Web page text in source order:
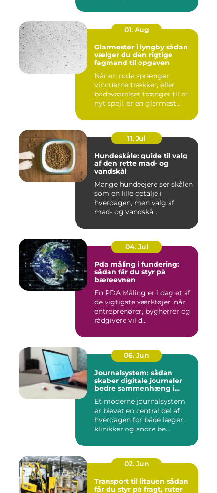
01. Aug
Glarmester i lyngby sådan
vælger du den rigtige
fagmand til opgaven
Når en rude sprænger,
vinduerne trækker, eller
badeværelset trænger til et
nyt spejl, er en glarmest...
11. Jul
Hundeskåle: guide til valg
af den rette mad- og
vandskål
Mange hundeejere ser skålen
som en lille detalje i
hverdagen, men valg af
mad- og vandskå...
04. Jul
Pda måling i fundering:
sådan får du styr på
bæreevnen
En PDA Måling er i dag et af
de vigtigste værktøjer, når
entreprenører, bygherrer og
rådgivere vil d...
06. Jun
Journalsystem: sådan
skaber digitale journaler
bedre sammenhæng i
Et moderne journalsystem
er blevet en central del af
hverdagen for både læger,
klinikker og andre be...
02. Jun
Transport til litauen sådan
får du styr på fragt, ruter